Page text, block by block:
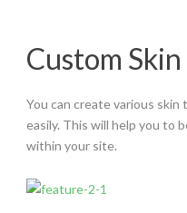
Custom Skin
You can create various skin
easily. This will help you to
within your site.